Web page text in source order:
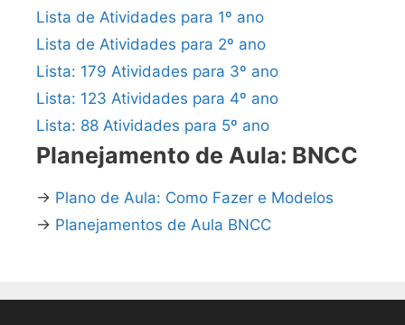
Lista de Atividades para 1º ano
Lista de Atividades para 2º ano
Lista: 179 Atividades para 3º ano
Lista: 123 Atividades para 4º ano
Lista: 88 Atividades para 5º ano
Planejamento de Aula: BNCC
→ Plano de Aula: Como Fazer e Modelos
→ Planejamentos de Aula BNCC